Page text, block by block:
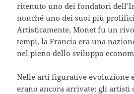
ritenuto uno dei fondatori
nonché uno dei suoi più
Artisticamente, Monet fu un
tempi, la Francia era una
nel pieno dello sviluppo
Nelle arti figurative evoluzione
erano ancora arrivate: gli artisti